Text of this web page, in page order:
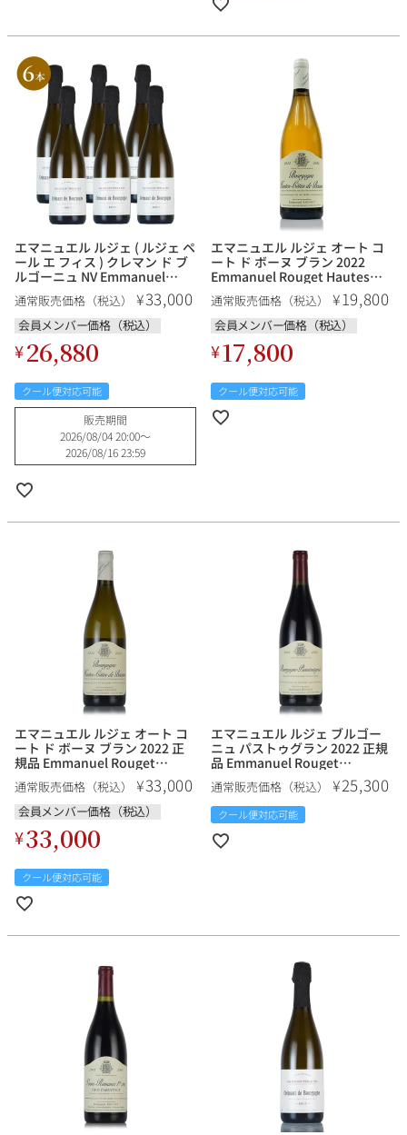
エマニュエル ルジェ ( ルジェ ペ
ール エ フィス ) クレマン ド ブ
ルゴーニュ NV Emmanuel
Rouget ( Rouget Pere & Fils )
Cremant de Bourgogne フラ
ンス ブルゴーニュ スパークリ
ングワイン【6本セット】
通常販売価格（税込） ¥33,000
会員メンバー価格（税込）
¥26,880
クール便対応可能
販売期間
2026/08/04 20:00〜
2026/08/16 23:59
エマニュエル ルジェ オート コ
ート ド ボーヌ ブラン 2022
Emmanuel Rouget Hautes
Cotes de Beaune Blanc フラン
ス ブルゴーニュ 白ワイン
通常販売価格（税込） ¥19,800
会員メンバー価格（税込）
¥17,800
クール便対応可能
エマニュエル ルジェ オート コ
ート ド ボーヌ ブラン 2022 正
規品 Emmanuel Rouget
Hautes Cotes de Beaune
Blanc フランス ブルゴーニュ 白
ワイン
通常販売価格（税込） ¥33,000
会員メンバー価格（税込）
¥33,000
クール便対応可能
エマニュエル ルジェ ブルゴー
ニュ パストゥグラン 2022 正規
品 Emmanuel Rouget
Bourgogne Passetoutgrain フ
ランス ブルゴーニュ 赤ワイン
通常販売価格（税込） ¥25,300
クール便対応可能